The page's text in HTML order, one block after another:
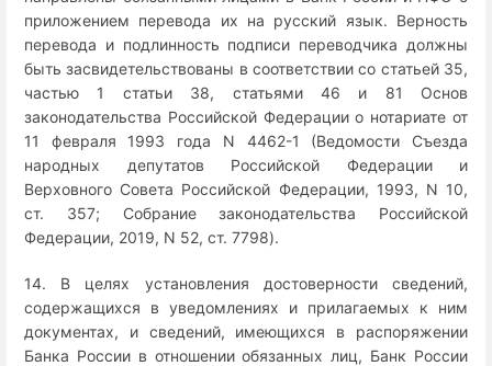
приложением перевода их на русский язык. Верность
перевода и подлинность подписи переводчика должны
быть засвидетельствованы в соответствии со статьей 35,
частью 1 статьи 38, статьями 46 и 81 Основ
законодательства Российской Федерации о нотариате от
11 февраля 1993 года N 4462-1 (Ведомости Съезда
народных депутатов Российской Федерации и
Верховного Совета Российской Федерации, 1993, N 10,
ст. 357; Собрание законодательства Российской
Федерации, 2019, N 52, ст. 7798).
14. В целях установления достоверности сведений,
содержащихся в уведомлениях и прилагаемых к ним
документах, и сведений, имеющихся в распоряжении
Банка России в отношении обязанных лиц, Банк России